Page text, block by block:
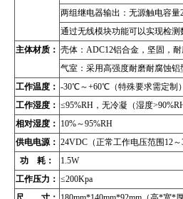
两组继电器输出：无源触电容量
通过无线模块功能可以实现检
主体材质： 壳体：ADC12铝合金，坚固，
气室：采用高强度耐磨耐腐蚀
工作温度： -30℃～+60℃（特殊要求需定制）
工作湿度： ≤95%RH，无冷凝（湿度
相对湿度： 10%～95%RH
供电电源： 24VDC（正常工作电压范围12～
功 耗：
1.5W
工作压力： ≤200Kpa